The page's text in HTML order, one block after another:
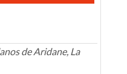
de Aridane, La